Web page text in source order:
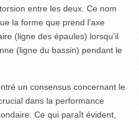
entre les deux. Ce nom
la forme que prend l’axe
(ligne des épaules) lorsqu’il
(ligne du bassin) pendant le
un consensus concernant le
dans la performance
Ce qui paraît évident,